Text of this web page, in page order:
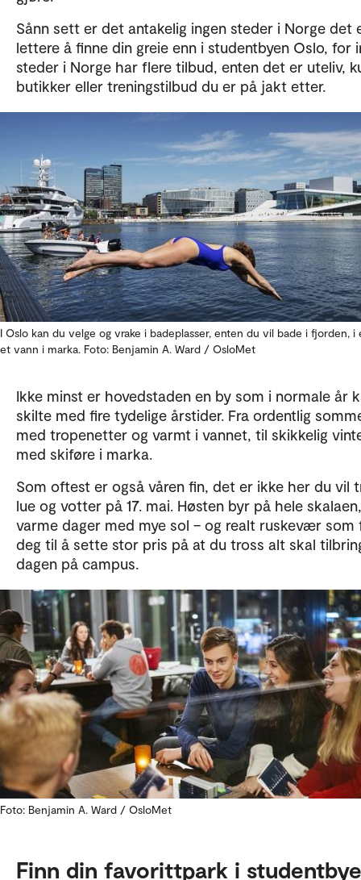
Sånn sett er det antakelig ingen steder i Norge det
lettere å finne din greie enn i studentbyen Oslo, for
steder i Norge har flere tilbud, enten det er uteliv,
butikker eller treningstilbud du er på jakt etter.
I Oslo kan du velge og vrake i badeplasser, enten du vil bade i fjorden, i
et vann i marka. Foto: Benjamin A. Ward / OsloMet
Ikke minst er hovedstaden en by som i normale år
skilte med fire tydelige årstider. Fra ordentlig
med tropenetter og varmt i vannet, til skikkelig
med skiføre i marka.
Som oftest er også våren fin, det er ikke her du vil
lue og votter på 17. mai. Høsten byr på hele
varme dager med mye sol – og realt ruskevær som
deg til å sette stor pris på at du tross alt skal
dagen på campus.
Foto: Benjamin A. Ward / OsloMet
Finn din favorittpark i